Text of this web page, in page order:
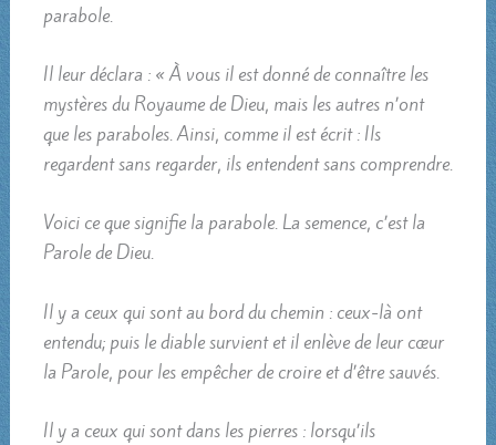
parabole.
Il leur déclara : « À vous il est donné de connaître les
mystères du Royaume de Dieu, mais les autres n’ont
que les paraboles. Ainsi, comme il est écrit : Ils
regardent sans regarder, ils entendent sans comprendre.
Voici ce que signifie la parabole. La semence, c’est la
Parole de Dieu.
Il y a ceux qui sont au bord du chemin : ceux-là ont
entendu; puis le diable survient et il enlève de leur cœur
la Parole, pour les empêcher de croire et d’être sauvés.
Il y a ceux qui sont dans les pierres : lorsqu’ils